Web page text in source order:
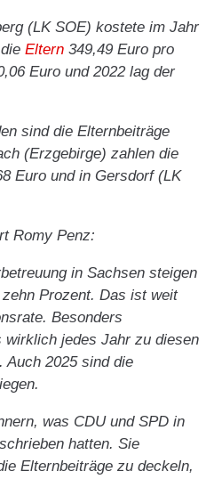
(LK SOE) kostete im Jahr
Eltern 349,49 Euro pro
Euro und 2022 lag der
sind die Elternbeiträge
(Erzgebirge) zahlen die
Euro und in Gersdorf (LK
Romy Penz:
in Sachsen steigen
Prozent. Das ist weit
Besonders
jedes Jahr zu diesen
Auch 2025 sind die
was CDU und SPD in
hatten. Sie
Elternbeiträge zu deckeln,